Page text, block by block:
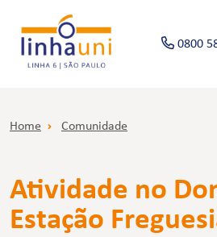
0800
Home Comunidade
Atividade no
Estação